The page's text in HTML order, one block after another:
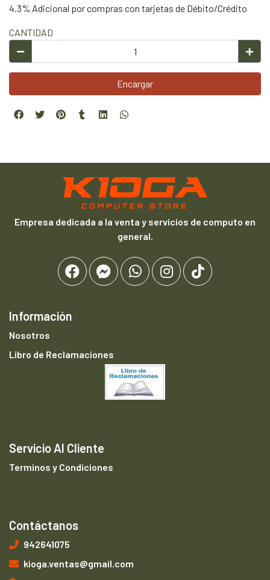
4.3% Adicional por compras con tarjetas de Débito/Crédito
CANTIDAD
Encargar
Empresa dedicada a la venta y servicios de computo en
general.
Información
Nosotros
Libro de Reclamaciones
Servicio Al Cliente
Terminos y Condiciones
Contáctanos
942641075
kioga.ventas@gmail.com